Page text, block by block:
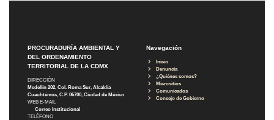
PROCURADURÍA AMBIENTAL Y
DEL ORDENAMIENTO
TERRITORIAL DE LA CDMX
DIRECCIÓN
Medellín 202, Col. Roma Sur, Alcaldía
Cuauhtémoc, C.P. 06700, Ciudad de México
WEB E-MAIL
Correo Institucional
TELÉFONO
Navegación
Inicio
Denuncia
¿Quiénes somos?
Micrositios
Comunicados
Consejo de Gobierno